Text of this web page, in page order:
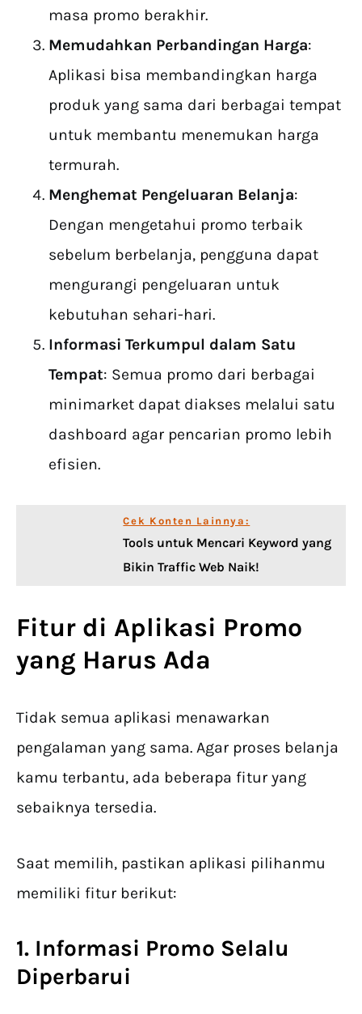
masa promo berakhir.
Memudahkan Perbandingan Harga:
Aplikasi bisa membandingkan harga
produk yang sama dari berbagai tempat
untuk membantu menemukan harga
termurah.
Menghemat Pengeluaran Belanja:
Dengan mengetahui promo terbaik
sebelum berbelanja, pengguna dapat
mengurangi pengeluaran untuk
kebutuhan sehari-hari.
Informasi Terkumpul dalam Satu
Tempat: Semua promo dari berbagai
minimarket dapat diakses melalui satu
dashboard agar pencarian promo lebih
efisien.
Cek Konten Lainnya:
Tools untuk Mencari Keyword yang
Bikin Traffic Web Naik!
Fitur di Aplikasi Promo
yang Harus Ada
Tidak semua aplikasi menawarkan
pengalaman yang sama. Agar proses belanja
kamu terbantu, ada beberapa fitur yang
sebaiknya tersedia.
Saat memilih, pastikan aplikasi pilihanmu
memiliki fitur berikut:
1. Informasi Promo Selalu
Diperbarui